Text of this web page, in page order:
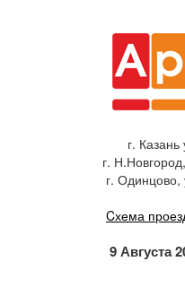
г.
г.
г. Одинцово,
Cхема
9 Августа